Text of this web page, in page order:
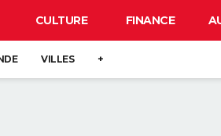
CULTURE FINANCE
VILLES +